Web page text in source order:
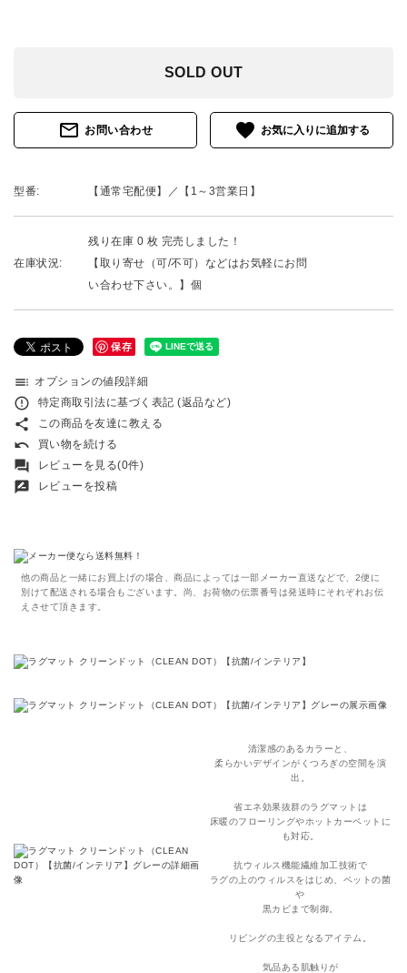
SOLD OUT
mail_outline お問い合わせ favorite
型番: 【通常宅配便】／【1～3営業日】
在庫状況:
残り在庫 0 枚 完売しました！
【取り寄せ（可/不可）などはお気軽にお問
い合わせ下さい。】個
保存
toc オプションの値段詳細
error_outline 特定商取引法に基づく表記 (返品など)
share この商品を友達に教える
undo 買い物を続ける
forum レビューを見る(0件)
rate_review レビューを投稿
他の商品と一緒にお買上げの場合、商品によっては一部メーカー直送などで、2便に
別けて配送される場合もございます。尚、お荷物の伝票番号は発送時にそれぞれお伝
えさせて頂きます。
清潔感のあるカラーと、
柔らかいデザインがくつろぎの空間を演
出。
省エネ効果抜群のラグマットは
床暖のフローリングやホットカーペットに
も対応。
抗ウィルス機能繊維加工技術で
ラグの上のウィルスをはじめ、ペットの菌
や
黒カビまで制御。
リビングの主役となるアイテム。
気品ある肌触りが